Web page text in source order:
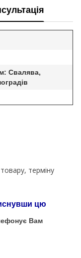
Свалява,
терміну
цю
Вам